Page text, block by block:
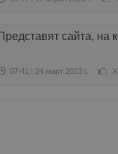
Представят сайта, на
07:41 | 24 март 2023 г.